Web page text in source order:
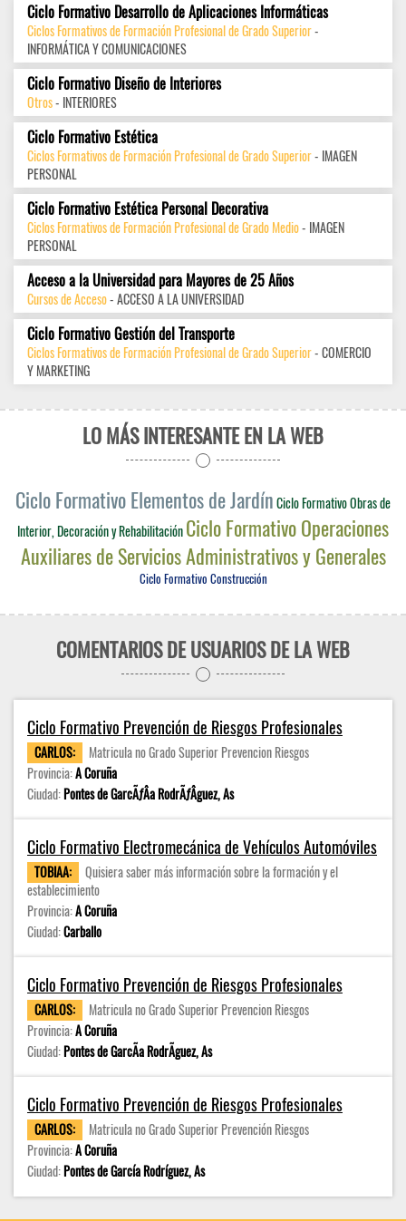
Ciclo Formativo Desarrollo de Aplicaciones Informáticas
Ciclos Formativos de Formación Profesional de Grado Superior-
INFORMÁTICA Y COMUNICACIONES
Ciclo Formativo Diseño de Interiores
Otros- INTERIORES
Ciclo Formativo Estética
Ciclos Formativos de Formación Profesional de Grado Superior- IMAGEN
PERSONAL
Ciclo Formativo Estética Personal Decorativa
Ciclos Formativos de Formación Profesional de Grado Medio- IMAGEN
PERSONAL
Acceso a la Universidad para Mayores de 25 Años
Cursos de Acceso- ACCESO A LA UNIVERSIDAD
Ciclo Formativo Gestión del Transporte
Ciclos Formativos de Formación Profesional de Grado Superior- COMERCIO
Y MARKETING
LO MÁS INTERESANTE EN LA WEB
Ciclo Formativo Elementos de JardínCiclo Formativo Obras de
Interior, Decoración y RehabilitaciónCiclo Formativo Operaciones
Auxiliares de Servicios Administrativos y Generales
Ciclo Formativo Construcción
COMENTARIOS DE USUARIOS DE LA WEB
Ciclo Formativo Prevención de Riesgos Profesionales
CARLOS:
Matricula no Grado Superior Prevencion Riesgos
Provincia:A Coruña
Ciudad:Pontes de GarcÃƒÂ­a RodrÃƒÂ­guez, As
Ciclo Formativo Electromecánica de Vehículos Automóviles
TOBIAA:
Quisiera saber más información sobre la formación y el
establecimiento
Provincia:A Coruña
Ciudad:Carballo
Ciclo Formativo Prevención de Riesgos Profesionales
CARLOS:
Matricula no Grado Superior Prevencion Riesgos
Provincia:A Coruña
Ciudad:Pontes de GarcÃ­a RodrÃ­guez, As
Ciclo Formativo Prevención de Riesgos Profesionales
CARLOS:
Matricula no Grado Superior Prevención Riesgos
Provincia:A Coruña
Ciudad:Pontes de García Rodríguez, As